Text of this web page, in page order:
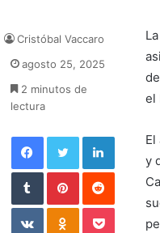
el
y
Cristóbal Vaccaro
agosto 25, 2025
2 minutos de
lectura
Facebook Twitter LinkedIn
Tumblr Pinterest Reddit
VKontakte Odnoklassniki Pocket